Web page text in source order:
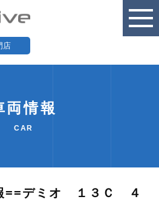
店
両情報
CAR
==デミオ １３Ｃ ４